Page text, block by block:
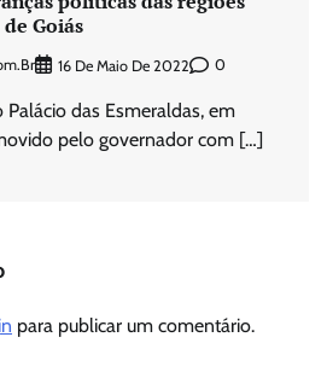
Goiás
16 De Maio De 2022 0
das Esmeraldas, em
pelo governador com […]
para publicar um comentário.